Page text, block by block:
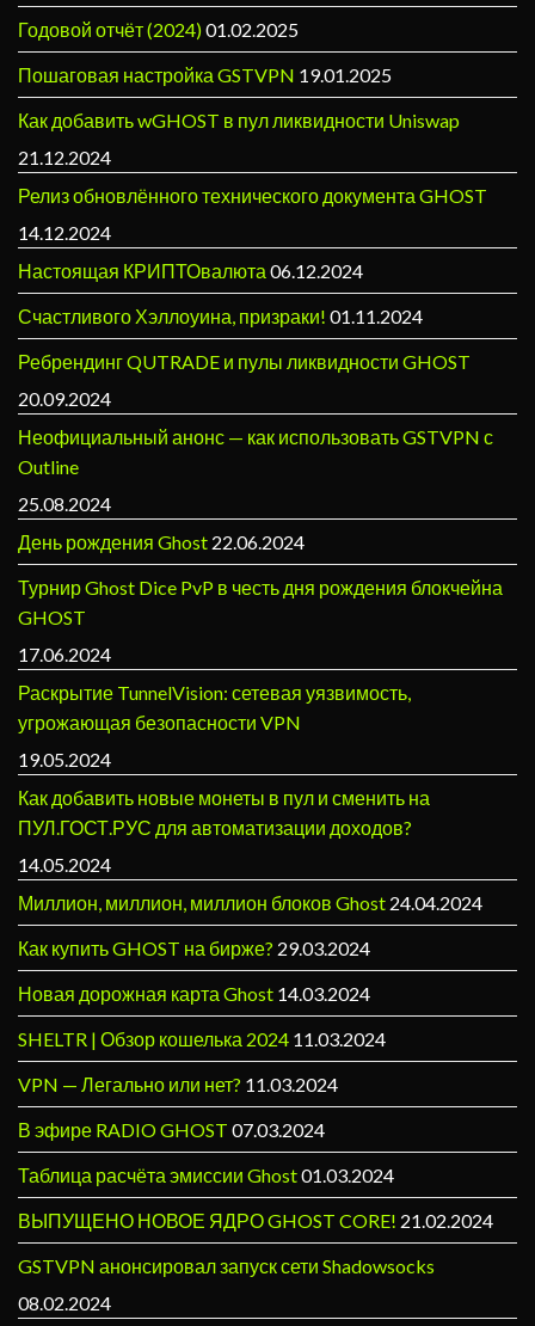
Годовой отчёт (2024)01.02.2025
Пошаговая настройка GSTVPN 19.01.2025
Как добавить wGHOST в пул ликвидности Uniswap
21.12.2024
Релиз обновлённого технического документа GHOST
14.12.2024
Настоящая КРИПТОвалюта 06.12.2024
Счастливого Хэллоуина, призраки! 01.11.2024
Ребрендинг QUTRADE и пулы ликвидности GHOST
20.09.2024
Неофициальный анонс — как использовать GSTVPN с
Outline
25.08.2024
День рождения Ghost 22.06.2024
Турнир Ghost Dice PvP в честь дня рождения блокчейна
GHOST
17.06.2024
Раскрытие TunnelVision: сетевая уязвимость,
угрожающая безопасности VPN
19.05.2024
Как добавить новые монеты в пул и сменить на
ПУЛ.ГОСТ.РУС для автоматизации доходов?
14.05.2024
Миллион, миллион, миллион блоков Ghost 24.04.2024
Как купить GHOST на бирже? 29.03.2024
Новая дорожная карта Ghost 14.03.2024
SHELTR | Обзор кошелька 2024 11.03.2024
VPN — Легально или нет? 11.03.2024
В эфире RADIO GHOST 07.03.2024
Таблица расчёта эмиссии Ghost01.03.2024
ВЫПУЩЕНО НОВОЕ ЯДРО GHOST CORE! 21.02.2024
GSTVPN анонсировал запуск сети Shadowsocks
08.02.2024